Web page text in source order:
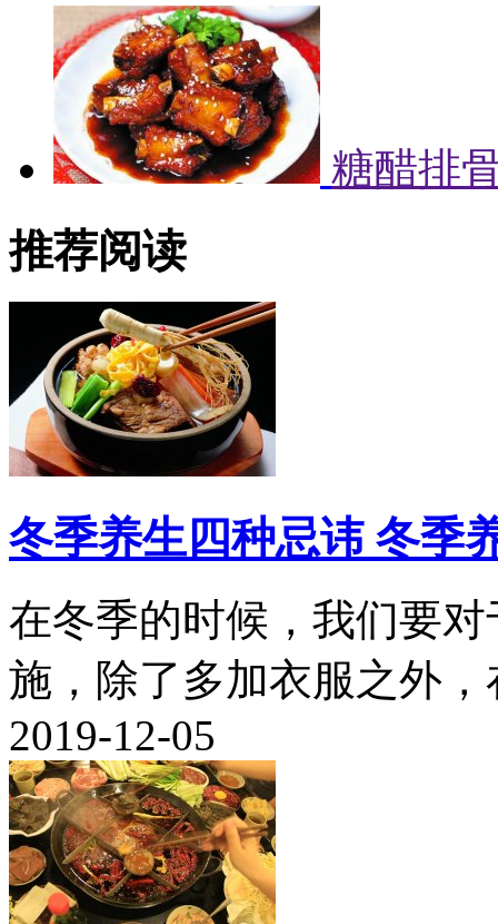
糖醋排
推荐阅读
冬季养生四种忌讳 冬季
在冬季的时候，我们要
施，除了多加衣服之外
2019-12-05